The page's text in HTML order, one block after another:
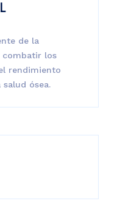
de la
combatir los
rendimiento
ósea.